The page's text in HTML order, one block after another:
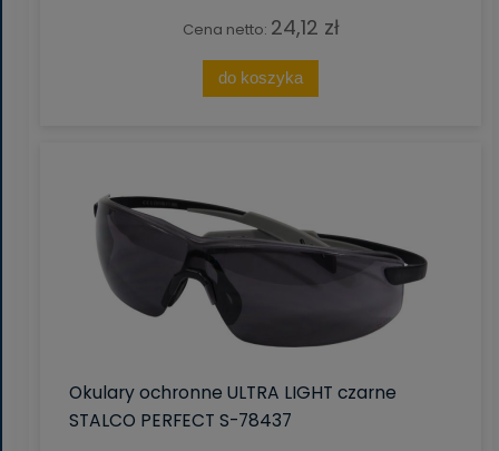
Cena netto: 24,12 zł
do koszyka
Okulary ochronne ULTRA LIGHT czarne
STALCO PERFECT S-78437